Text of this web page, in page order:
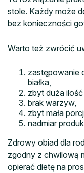
stole. Każdy może
bez konieczności
Warto też zwrócić
zastępowanie
białka,
zbyt duża
brak warzyw,
zbyt mała
nadmiar
Zdrowy obiad dla
zgodny z chwilową
opierać dietę na